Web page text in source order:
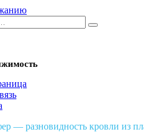
— разновидность кровли из